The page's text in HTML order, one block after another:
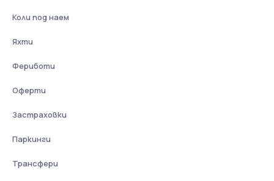
Коли под наем
Яхти
Фериботи
Оферти
Застраховки
Паркинги
Трансфери